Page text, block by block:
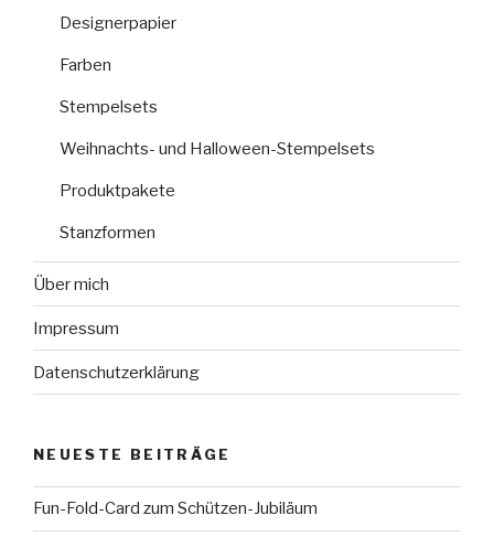
Designerpapier
Farben
Stempelsets
Weihnachts- und Halloween-Stempelsets
Produktpakete
Stanzformen
Über mich
Impressum
Datenschutzerklärung
NEUESTE BEITRÄGE
Fun-Fold-Card zum Schützen-Jubiläum